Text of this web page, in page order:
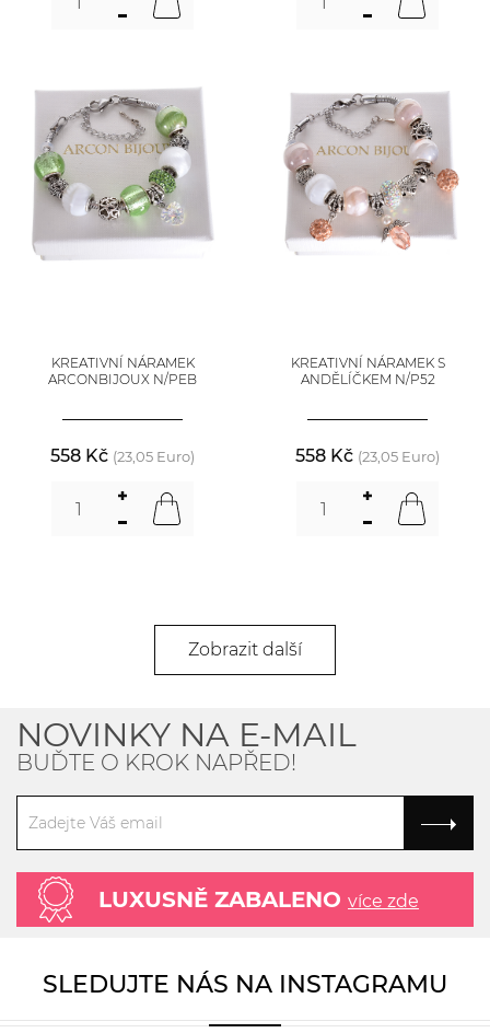
KREATIVNÍ NÁRAMEK
ARCONBIJOUX N/PEB
558 Kč (23,05 Euro)
KREATIVNÍ NÁRAMEK S
ANDĚLÍČKEM N/P52
558 Kč (23,05 Euro)
Zobrazit další
NOVINKY NA E-MAIL
BUĎTE O KROK NAPŘED!
LUXUSNĚ ZABALENO více zde
SLEDUJTE NÁS NA INSTAGRAMU